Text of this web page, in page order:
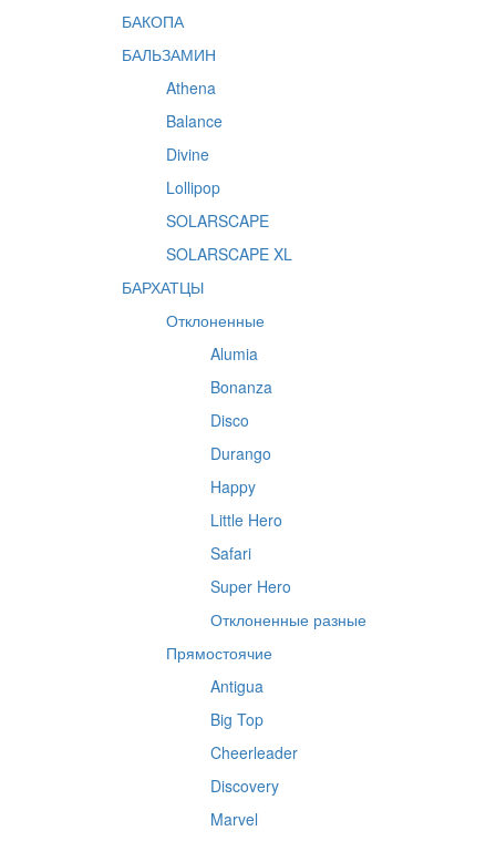
БАКОПА
БАЛЬЗАМИН
Athena
Balance
Divine
Lollipop
SOLARSCAPE
SOLARSCAPE XL
БАРХАТЦЫ
Отклоненные
Alumia
Bonanza
Disco
Durango
Happy
Little Hero
Safari
Super Hero
Отклоненные разные
Прямостоячие
Antigua
Big Top
Cheerleader
Discovery
Marvel